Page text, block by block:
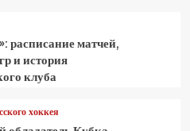
расписание матчей,
и история
клуба
хоккея